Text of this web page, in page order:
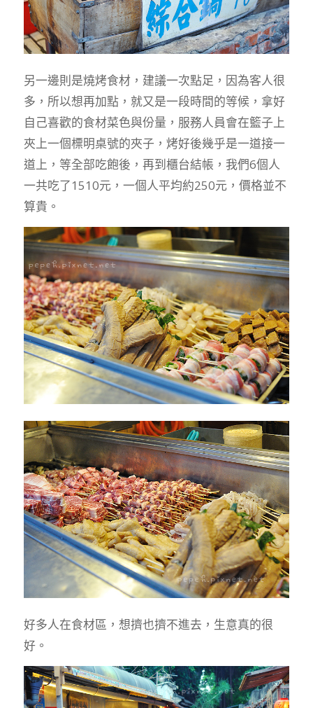
另一邊則是燒烤食材，建議一次點足，因為客人很
多，所以想再加點，就又是一段時間的等候，拿好
自己喜歡的食材菜色與份量，服務人員會在籃子上
夾上一個標明桌號的夾子，烤好後幾乎是一道接一
道上，等全部吃飽後，再到櫃台結帳，我們6個人
一共吃了1510元，一個人平均約250元，價格並不
算貴。
好多人在食材區，想擠也擠不進去，生意真的很
好。